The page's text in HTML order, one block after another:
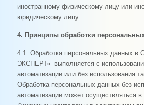
иностранному физическому лицу или
юридическому лицу.
4. Принципы обработки
4.1. Обработка персональных данных
ЭКСПЕРТ» выполняется с
автоматизации или без использования
Обработка персональных данных без
автоматизации может осуществляться